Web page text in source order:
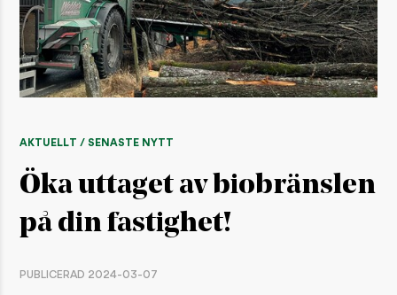
AKTUELLT / SENASTE NYTT
Öka uttaget av biobränslen
på din fastighet!
PUBLICERAD 2024-03-07